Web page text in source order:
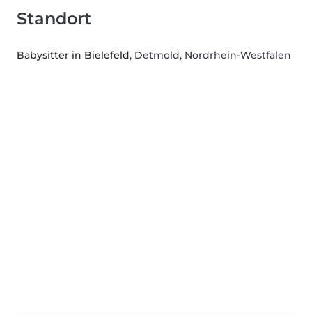
Standort
Babysitter in Bielefeld, Detmold, Nordrhein-Westfalen